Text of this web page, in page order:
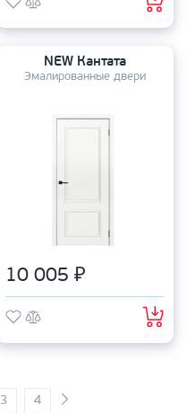
NEW Кантата
Эмалированные двери
10 005 ₽
3 4